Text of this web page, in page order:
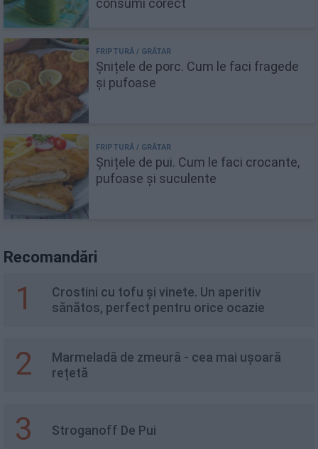
consumi corect
Șnițele de porc. Cum le faci fragede
și pufoase
Șnițele de pui. Cum le faci crocante,
pufoase și suculente
Recomandări
1
Crostini cu tofu și vinete. Un aperitiv
sănătos, perfect pentru orice ocazie
2
Marmeladă de zmeură - cea mai ușoară
rețetă
3 Stroganoff De Pui